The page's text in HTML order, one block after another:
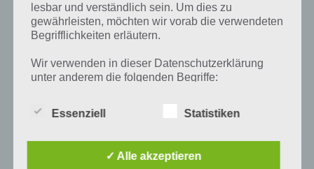
Mehr Artikel hier auf Touchportal
lesbar und verständlich sein. Um dies zu
gewährleisten, möchten wir vorab die verwendeten
Begrifflichkeiten erläutern.
Wir verwenden in dieser Datenschutzerklärung
unter anderem die folgenden Begriffe:
Personenbezogene Daten sind alle
Essenziell Statistiken
✓ Alle akzeptieren